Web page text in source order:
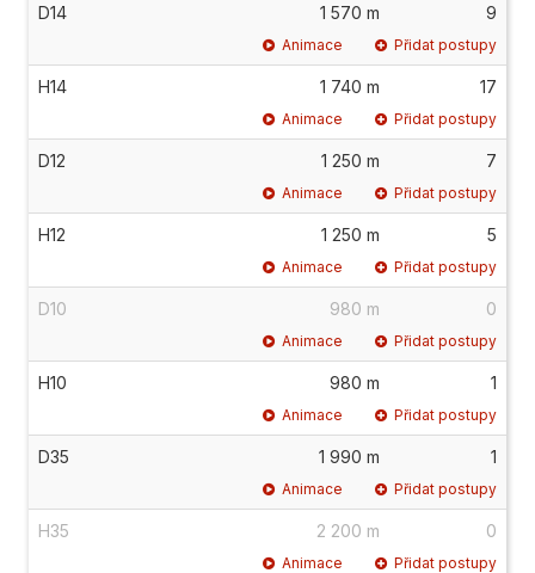
D14 1 570 m 9
Animace Přidat postupy
H14 1 740 m 17
Animace Přidat postupy
D12 1 250 m 7
Animace Přidat postupy
H12 1 250 m 5
Animace Přidat postupy
D10 980 m 0
Animace Přidat postupy
H10 980 m 1
Animace Přidat postupy
D35 1 990 m 1
Animace Přidat postupy
H35 2 200 m 0
Animace Přidat postupy